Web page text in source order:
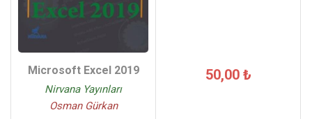
Microsoft Excel 2019
Nirvana Yayınları
Osman Gürkan
50,00 ₺